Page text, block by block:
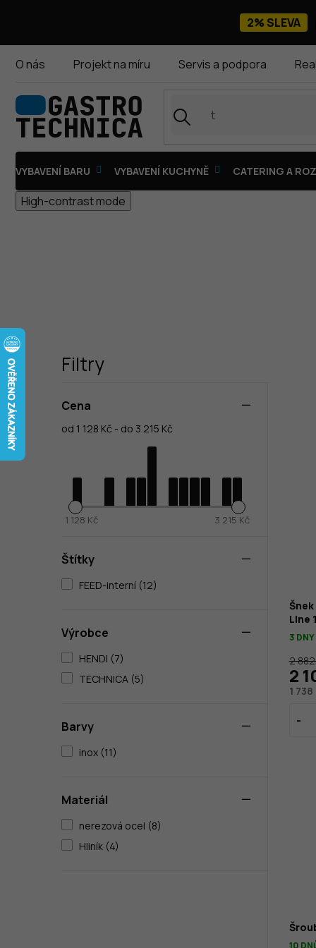
2% SLEVA
O nás Projekt na míru Servis a podpora
VYBAVENÍ BARU VYBAVENÍ KUCHYNĚ CATERING A
High-contrast mode
Filtry
Cena
od 1 128 Kč - do 3 215 Kč
1 128 Kč 3 215 Kč
Štítky
FEED-interní (12)
Výrobce
HENDI (7)
TECHNICA (5)
Barvy
inox (11)
Materiál
nerezová ocel (8)
Hliník (4)
Line
3 DNY
1
2
2
10